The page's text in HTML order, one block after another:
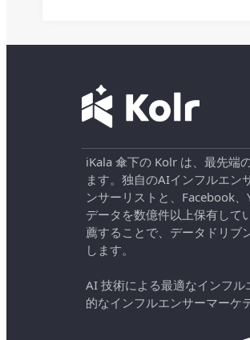
iKala 傘下の Kolr は、最先端
ます。独自のAIインフルエン
ンサーリストと、Facebook
データを数億件以上保有して
薦することで、データドリブ
します。
AI 技術による最適なインフ
的なインフルエンサーマーケ